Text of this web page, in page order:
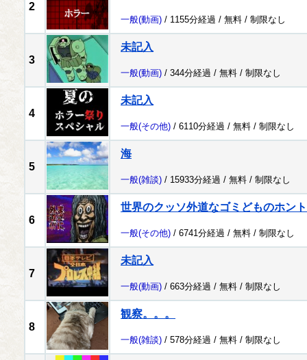
2
一般(動画) / 1155分経過 / 無料 / 制限なし
3
未記入
一般(動画) / 344分経過 / 無料 / 制限なし
4
未記入
一般(その他) / 6110分経過 / 無料 / 制限なし
5
海
一般(雑談) / 15933分経過 / 無料 / 制限なし
6
世界のクッソ外道なゴミどものホン
一般(その他) / 6741分経過 / 無料 / 制限なし
7
未記入
一般(動画) / 663分経過 / 無料 / 制限なし
8
観察。。。
一般(雑談) / 578分経過 / 無料 / 制限なし